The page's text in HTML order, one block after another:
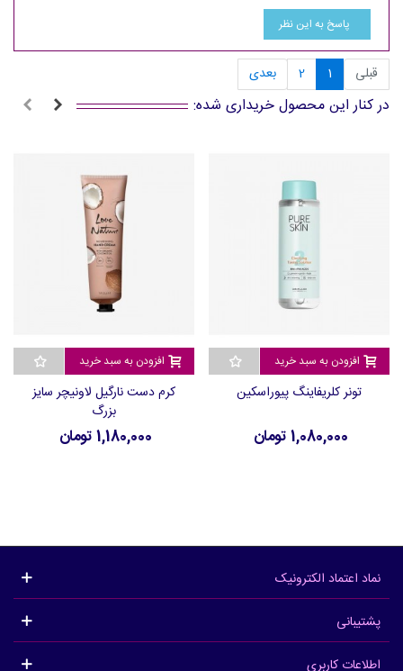
پاسخ به این نظر
قبلی 1
2 بعدی
در کنار این محصول خریداری شده:
افزودن به سبد خرید
تونر کلریفاینگ پیوراسکین
1,080,000 تومان
افزودن به سبد خرید
کرم دست نارگیل لاونیچر سایز
بزرگ
1,180,000 تومان
نماد اعتماد الکترونیک
پشتیبانی
اطلاعات کاربری